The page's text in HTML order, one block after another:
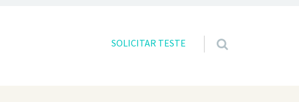
Skip to content
SOLICITAR TESTE